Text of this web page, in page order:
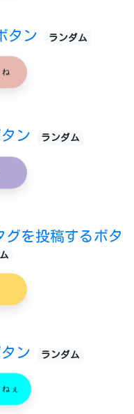
タン ランダム
ン ランダム
グを投稿するボタ
ン ランダム
ぇ